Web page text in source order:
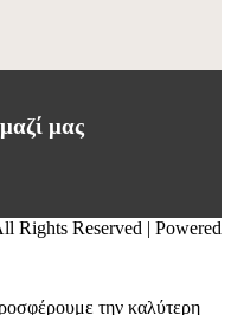
μας
Rights Reserved | Powered
την καλύτερη